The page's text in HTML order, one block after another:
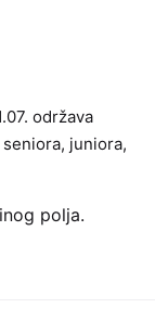
održava
juniora,
polja.